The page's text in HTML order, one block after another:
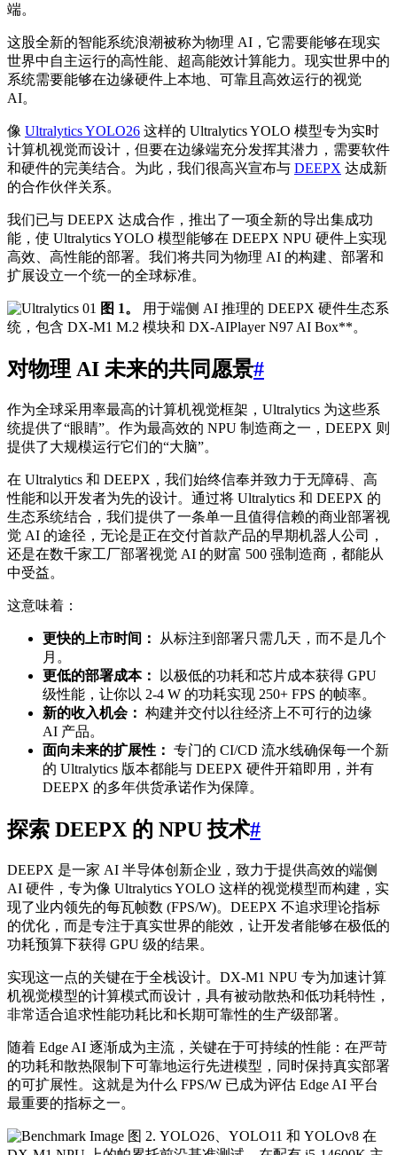
端。
这股全新的智能系统浪潮被称为物理 AI，它需要能够在现实
世界中自主运行的高性能、超高能效计算能力。现实世界中的
系统需要能够在边缘硬件上本地、可靠且高效运行的视觉
AI。
像 Ultralytics YOLO26 这样的 Ultralytics YOLO 模型专为实时
计算机视觉而设计，但要在边缘端充分发挥其潜力，需要软件
和硬件的完美结合。为此，我们很高兴宣布与 DEEPX 达成新
的合作伙伴关系。
我们已与 DEEPX 达成合作，推出了一项全新的导出集成功
能，使 Ultralytics YOLO 模型能够在 DEEPX NPU 硬件上实现
高效、高性能的部署。我们将共同为物理 AI 的构建、部署和
扩展设立一个统一的全球标准。
图 1。
用于端侧 AI 推理的 DEEPX 硬件生态系
统，包含 DX-M1 M.2 模块和 DX-AIPlayer N97 AI Box**。
对物理 AI 未来的共同愿景#
作为全球采用率最高的计算机视觉框架，Ultralytics 为这些系
统提供了“眼睛”。作为最高效的 NPU 制造商之一，DEEPX 则
提供了大规模运行它们的“大脑”。
在 Ultralytics 和 DEEPX，我们始终信奉并致力于无障碍、高
性能和以开发者为先的设计。通过将 Ultralytics 和 DEEPX 的
生态系统结合，我们提供了一条单一且值得信赖的商业部署视
觉 AI 的途径，无论是正在交付首款产品的早期机器人公司，
还是在数千家工厂部署视觉 AI 的财富 500 强制造商，都能从
中受益。
这意味着：
更快的上市时间：
从标注到部署只需几天，而不是几个
月。
更低的部署成本：
以极低的功耗和芯片成本获得 GPU
级性能，让你以 2-4 W 的功耗实现 250+ FPS 的帧率。
新的收入机会： 构建并交付以往经济上不可行的边缘
AI 产品。
面向未来的扩展性： 专门的 CI/CD 流水线确保每一个新
的 Ultralytics 版本都能与 DEEPX 硬件开箱即用，并有
DEEPX 的多年供货承诺作为保障。
探索 DEEPX 的 NPU 技术#
DEEPX 是一家 AI 半导体创新企业，致力于提供高效的端侧
AI 硬件，专为像 Ultralytics YOLO 这样的视觉模型而构建，实
现了业内领先的每瓦帧数 (FPS/W)。DEEPX 不追求理论指标
的优化，而是专注于真实世界的能效，让开发者能够在极低的
功耗预算下获得 GPU 级的结果。
实现这一点的关键在于全栈设计。DX-M1 NPU 专为加速计算
机视觉模型的计算模式而设计，具有被动散热和低功耗特性，
非常适合追求性能功耗比和长期可靠性的生产级部署。
随着 Edge AI 逐渐成为主流，关键在于可持续的性能：在严苛
的功耗和散热限制下可靠地运行先进模型，同时保持真实部署
的可扩展性。这就是为什么 FPS/W 已成为评估 Edge AI 平台
最重要的指标之一。
图 2. YOLO26、YOLO11 和 YOLOv8 在